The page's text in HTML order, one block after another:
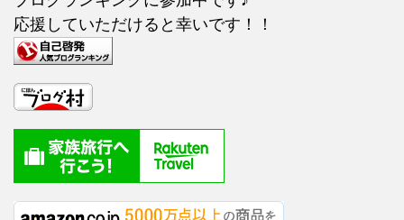
応援していただけると幸いです！！